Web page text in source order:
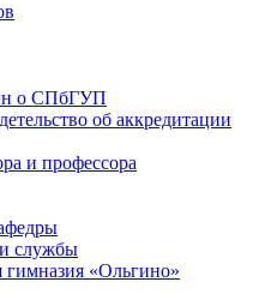
о СПбГУП
об аккредитации
и профессора
службы
«Ольгино»